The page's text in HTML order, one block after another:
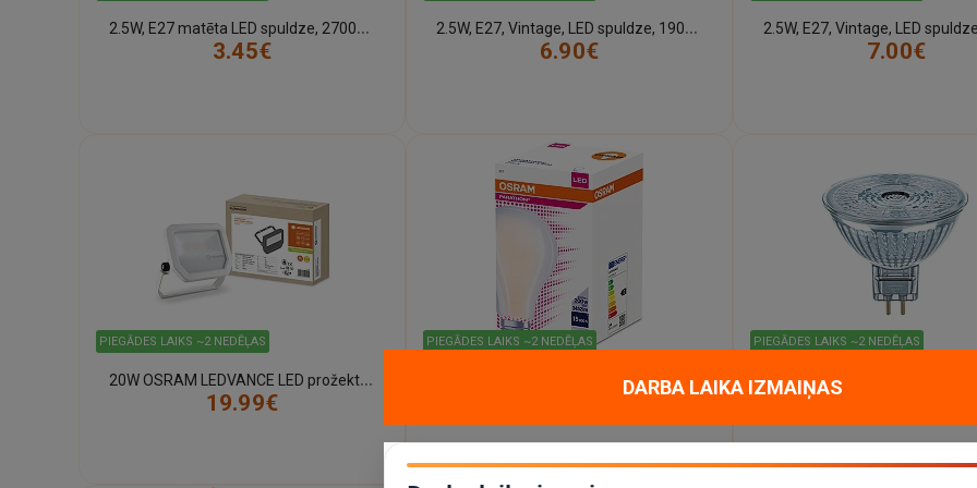
2
.5W, E27 matēta LED spuldze, 2700K, Osram
3.45€
2
.5W, E27, Vintage, LED spuldze, 1906, 2400K, Osram Ledvance
6.90€
7.00€
PIEGĀDES LAIKS ~2 NEDĒĻAS
2
0W OSRAM LEDVANCE LED prožektors 3000K, IP65, balts - 4058075420991
19.99€
PIEGĀDES LAIKS ~2 NEDĒĻAS
2
4W, E27 LED spuldze 2700K, 3452lm - Osram - 4058075619111
PIEGĀDES LAIKS ~2 NEDĒĻAS
DARBA LAIKA IZMAIŅAS